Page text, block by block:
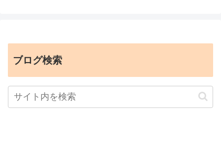
ブログ検索